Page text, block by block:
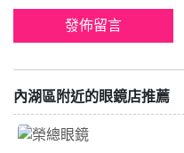
內湖區附近的眼鏡店推薦